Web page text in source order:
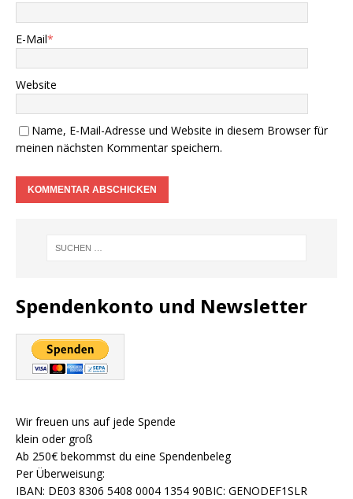
E-Mail*
Website
Name, E-Mail-Adresse und Website in diesem Browser für
meinen nächsten Kommentar speichern.
Spendenkonto und Newsletter
Wir freuen uns auf jede Spende
klein oder groß
Ab 250€ bekommst du eine Spendenbeleg
Per Überweisung:
IBAN: DE03 8306 5408 0004 1354 90BIC: GENODEF1SLR